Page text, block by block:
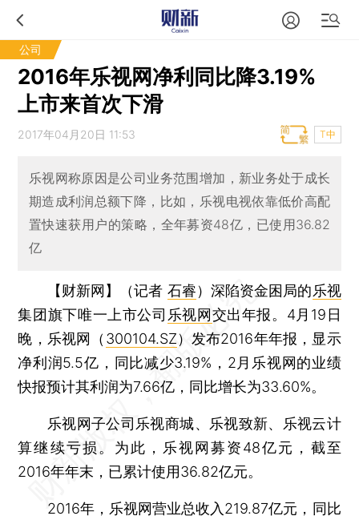
公司
2016年乐视网净利同比降3.19%
上市来首次下滑
2017年04月20日 11:53 T中
乐视网称原因是公司业务范围增加，新业务处于成长
期造成利润总额下降，比如，乐视电视依靠低价高配
置快速获用户的策略，全年募资48亿，已使用36.82
亿
【财新网】（记者 石睿） 深陷资金困局的乐视
集团旗下唯一上市公司 乐视网交出年报。4月19日
晚，乐视网（ 300104.SZ）发布2016年年报，显示
净利润5.5亿，同比减少3.19%，2月乐视网的业绩
快报预计其利润为7.66亿，同比增长为33.60%。
乐视网子公司乐视商城、乐视致新、乐视云计
算继续亏损。为此，乐视网募资48亿元，截至
2016年年末，已累计使用36.82亿元。
2016年，乐视网营业总收入219.87亿元，同比